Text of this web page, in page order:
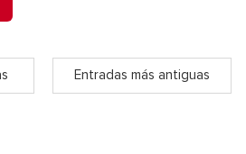
Entradas más antiguas